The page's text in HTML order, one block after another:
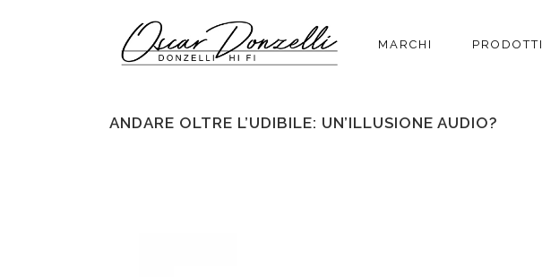
MARCHI PRODOTTI
ANDARE OLTRE L’UDIBILE: UN’ILLUSIONE AUDIO?